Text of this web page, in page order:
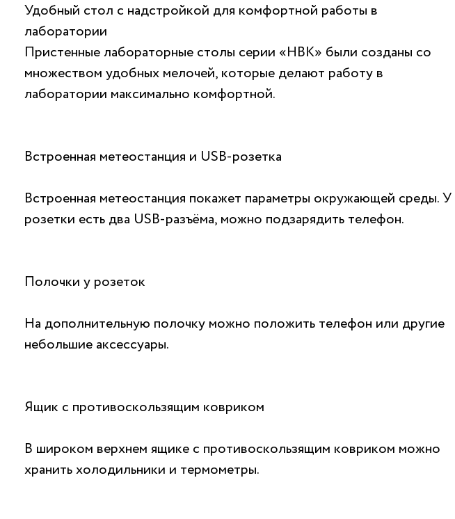
Удобный стол с надстройкой для комфортной работы в
лаборатории
Пристенные лабораторные столы серии «НВК» были созданы со
множеством удобных мелочей, которые делают работу в
лаборатории максимально комфортной.
Встроенная метеостанция и USB-розетка
Встроенная метеостанция покажет параметры окружающей среды. У
розетки есть два USB-разъёма, можно подзарядить телефон.
Полочки у розеток
На дополнительную полочку можно положить телефон или другие
небольшие аксессуары.
Ящик с противоскользящим ковриком
В широком верхнем ящике с противоскользящим ковриком можно
хранить холодильники и термометры.